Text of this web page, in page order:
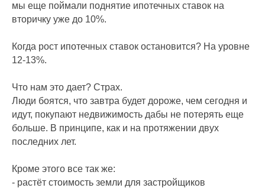
мы еще поймали поднятие ипотечных ставок на
вторичку уже до 10%.
Когда рост ипотечных ставок остановится? На уровне
12-13%.
Что нам это дает? Страх.
Люди боятся, что завтра будет дороже, чем сегодня и
идут, покупают недвижимость дабы не потерять еще
больше. В принципе, как и на протяжении двух
последних лет.
Кроме этого все так же:
- растёт стоимость земли для застройщиков